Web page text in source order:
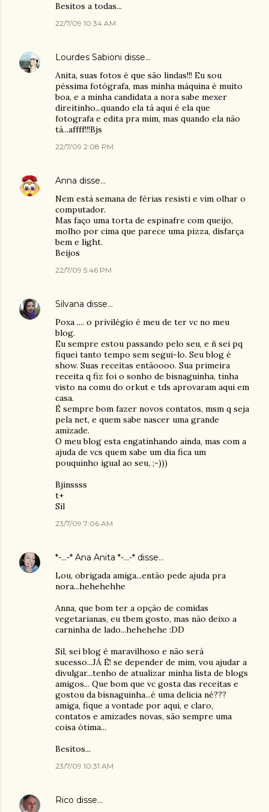
Besitos a todas...
22/7/09 10:34 AM
Lourdes Sabioni disse…
Anita, suas fotos é que são lindas!!! Eu sou
péssima fotógrafa, mas minha máquina é muito
boa, e a minha candidata a nora sabe mexer
direitinho...quando ela tá aqui é ela que
fotografa e edita pra mim, mas quando ela não
tá...affff!!!Bjs
22/7/09 2:08 PM
Anna disse…
Nem está semana de férias resisti e vim olhar o
computador.
Mas faço uma torta de espinafre com queijo,
molho por cima que parece uma pizza, disfarça
bem e light.
Beijos
22/7/09 5:46 PM
Silvana disse…
Poxa .... o privilégio é meu de ter vc no meu
blog.
Eu sempre estou passando pelo seu, e ñ sei pq
fiquei tanto tempo sem segui-lo. Seu blog é
show. Suas receitas entãoooo. Sua primeira
receita q fiz foi o sonho de bisnaguinha, tinha
visto na comu do orkut e tds aprovaram aqui em
casa.
É sempre bom fazer novos contatos, msm q seja
pela net, e quem sabe nascer uma grande
amizade.
O meu blog esta engatinhando ainda, mas com a
ajuda de vcs quem sabe um dia fica um
pouquinho igual ao seu, ;-)))
Bjinssss
t+
Sil
23/7/09 7:06 AM
*-...-* Ana Anita *-...-* disse…
Lou, obrigada amiga...então pede ajuda pra
nora...hehehehhe
Anna, que bom ter a opção de comidas
vegetarianas, eu tbem gosto, mas não deixo a
carninha de lado...hehehehe :DD
Sil, sei blog é maravilhoso e não será
sucesso...JÁ É! se depender de mim, vou ajudar a
divulgar...tenho de atualizar minha lista de blogs
amigos... Que bom que vc gosta das receitas e
gostou da bisnaguinha...é uma delicia né???
amiga, fique a vontade por aqui, e claro,
contatos e amizades novas, são sempre uma
coisa ótima...
Besitos...
23/7/09 10:31 AM
Rico disse…